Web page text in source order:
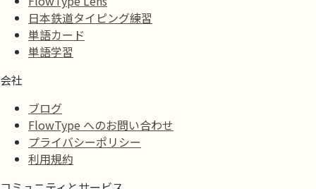
日本鉄道タイピング練習
単語カード
単語学習
会社
ブログ
FlowType へのお問い合わせ
プライバシーポリシー
利用規約